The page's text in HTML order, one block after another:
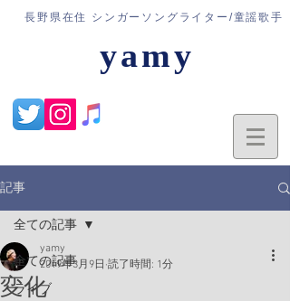
​長野県在住 シンガーソングライター/童謡歌手
yamy
記事
全ての記事
ライブ
全ての記事
変化
yamy
2019年3月9日 読了時間: 1分